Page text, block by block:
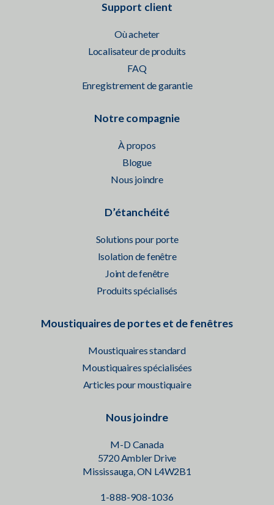
Support client
Où acheter
Localisateur de produits
FAQ
Enregistrement de garantie
Notre compagnie
À propos
Blogue
Nous joindre
D’étanchéité
Solutions pour porte
Isolation de fenêtre
Joint de fenêtre
Produits spécialisés
Moustiquaires de portes et de fenêtres
Moustiquaires standard
Moustiquaires spécialisées
Articles pour moustiquaire
Nous joindre
M-D Canada
5720 Ambler Drive
Mississauga, ON L4W2B1
1-888-908-1036